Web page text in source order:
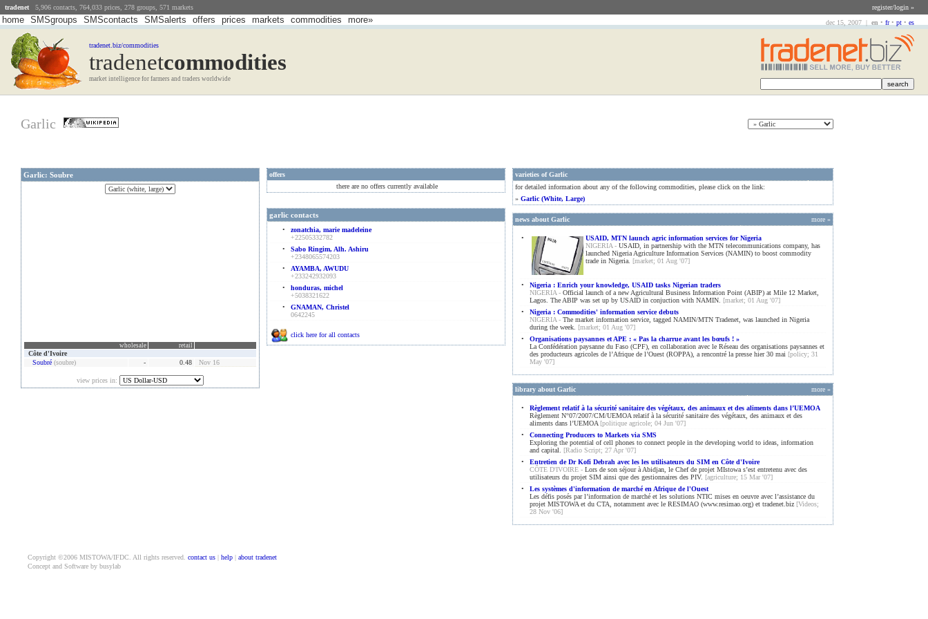
dec 15, 2007 | en • fr • pt • es
tradenet 5,906 contacts, 764,033 prices, 278 groups, 571 markets register/login »
home SMSgroups SMScontacts SMSalerts offers prices markets commodities more»
tradenet.biz/commodities
tradenetCommodities
market intelligence for farmers and traders worldwide
Garlic
Garlic: Soubre
wholesale retail
Côte d'Ivoire
Soubré (soubre) - 0.48 Nov 16
view prices in:
offers
there are no offers currently available
garlic contacts
•
zonatchia, marie madeleine
+22505332782
•
Sabo Ringim, Alh. Ashiru
+2348065574203
•
AYAMBA, AWUDU
+233242932093
•
honduras, michel
+5038321622
•
GNAMAN, Christel
0642245
click here for all contacts
varieties of Garlic
for detailed information about any of the following commodities, please click on the link:
» Garlic (white, Large)
news about Garlic more »
•
USAID, MTN launch agric information services for Nigeria
NIGERIA - USAID, in partnership with the MTN telecommunications company, has
launched Nigeria Agriculture Information Services (NAMIN) to boost commodity
trade in Nigeria. [market; 01 Aug '07]
•
Nigeria : Enrich your knowledge, USAID tasks Nigerian traders
NIGERIA - Official launch of a new Agricultural Business Information Point (ABIP) at Mile 12 Market,
Lagos. The ABIP was set up by USAID in conjuction with NAMIN. [market; 01 Aug '07]
•
Nigeria : Commodities' information service debuts
NIGERIA - The market information service, tagged NAMIN/MTN Tradenet, was launched in Nigeria
during the week. [market; 01 Aug '07]
•
Organisations paysannes et APE : « Pas la charrue avant les bœufs ! »
La Confédération paysanne du Faso (CPF), en collaboration avec le Réseau des organisations paysannes et
des producteurs agricoles de l’Afrique de l’Ouest (ROPPA), a rencontré la presse hier 30 mai [policy; 31
May '07]
library about Garlic more »
•
Règlement relatif à la sécurité sanitaire des végétaux, des animaux et des aliments dans l’UEMOA
Règlement N°07/2007/CM/UEMOA relatif à la sécurité sanitaire des végétaux, des animaux et des
aliments dans l’UEMOA [politique agricole; 04 Jun '07]
•
Connecting Producers to Markets via SMS
Exploring the potential of cell phones to connect people in the developing world to ideas, information
and capital. [Radio Script; 27 Apr '07]
•
Entretien de Dr Kofi Debrah avec les les utilisateurs du SIM en Côte d'Ivoire
CÔTE D'IVOIRE - Lors de son séjour à Abidjan, le Chef de projet MIstowa s’est entretenu avec des
utilisateurs du projet SIM ainsi que des gestionnaires des PIV. [agriculture; 15 Mar '07]
•
Les systèmes d'information de marché en Afrique de l'Ouest
Les défis posés par l’information de marché et les solutions NTIC mises en oeuvre avec l’assistance du
projet MISTOWA et du CTA, notamment avec le RESIMAO (www.resimao.org) et tradenet.biz [Videos;
28 Nov '06]
Copyright ©2006 MISTOWA/IFDC. All rights reserved. contact us | help | about tradenet
Concept and Software by busylab